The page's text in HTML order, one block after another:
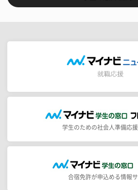
学生のための社会人準備応
合宿免許が申込める情報